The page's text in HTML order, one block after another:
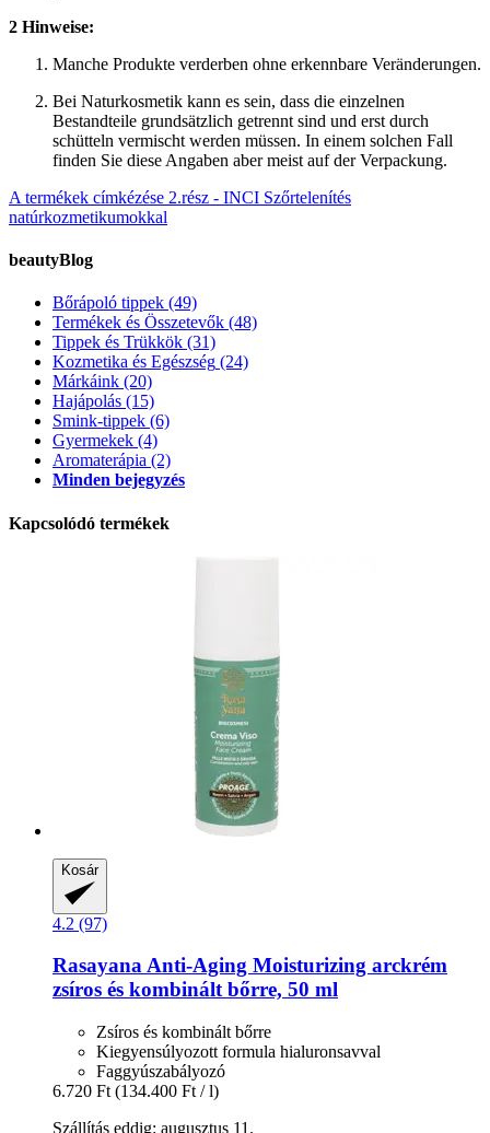
2 Hinweise:
Manche Produkte verderben ohne erkennbare Veränderungen.
Bei Naturkosmetik kann es sein, dass die einzelnen
Bestandteile grundsätzlich getrennt sind und erst durch
schütteln vermischt werden müssen. In einem solchen Fall
finden Sie diese Angaben aber meist auf der Verpackung.
A termékek címkézése 2.rész - INCI Szőrtelenítés
natúrkozmetikumokkal
beautyBlog
Bőrápoló tippek (49)
Termékek és Összetevők (48)
Tippek és Trükkök (31)
Kozmetika és Egészség (24)
Márkáink (20)
Hajápolás (15)
Smink-tippek (6)
Gyermekek (4)
Aromaterápia (2)
Minden bejegyzés
Kapcsolódó termékek
Kosár
4.2 (97)
RasayanaAnti-​Aging Moisturizing arckrém
zsíros és kombinált bőrre, 50 ml
Zsíros és kombinált bőrre
Kiegyensúlyozott formula hialuronsavval
Faggyúszabályozó
6.720 Ft (134.400 Ft / l)
Szállítás eddig: augusztus 11.